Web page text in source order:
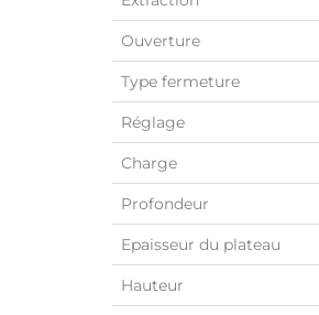
Ouverture
Type fermeture
Réglage
Charge
Profondeur
Epaisseur du plateau
Hauteur